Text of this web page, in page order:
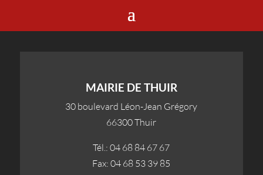
MAIRIE DE THUIR
30 boulevard Léon-Jean Grégory
66300 Thuir
Tél.: 04 68 84 67 67
Fax: 04 68 53 39 85